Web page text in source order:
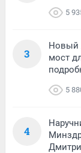
5
3
Новый
мост
5
4